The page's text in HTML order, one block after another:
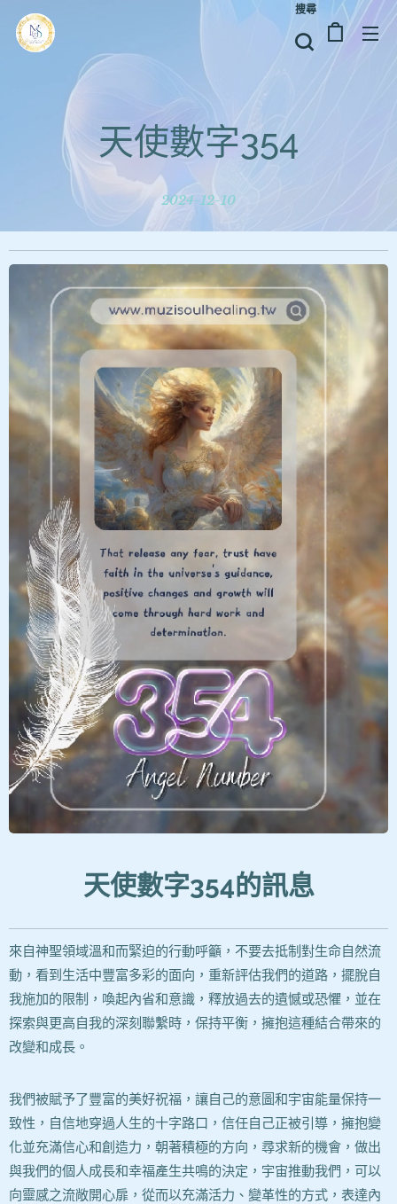
搜尋
天使數字354
2024-12-10
天使數字354的訊息
來自神聖領域溫和而緊迫的行動呼籲，不要去抵制對生命自然流
動，看到生活中豐富多彩的面向，重新評估我們的道路，擺脫自
我施加的限制，喚起內省和意識，釋放過去的遺憾或恐懼，並在
探索與更高自我的深刻聯繫時，保持平衡，擁抱這種結合帶來的
改變和成長。
我們被賦予了豐富的美好祝福，讓自己的意圖和宇宙能量保持一
致性，自信地穿過人生的十字路口，信任自己正被引導，擁抱變
化並充滿信心和創造力，朝著積極的方向，尋求新的機會，做出
與我們的個人成長和幸福產生共鳴的決定，宇宙推動我們，可以
向靈感之流敞開心扉，從而以充滿活力、變革性的方式，表達內